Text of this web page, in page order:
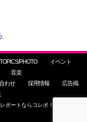
PHOTO
イベント
音楽
わせ 採用情報
広告掲
ポートならコレポ！ All Rights